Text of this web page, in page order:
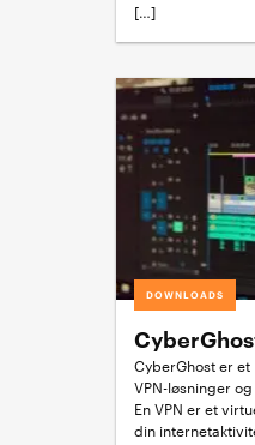
[…]
DOWNLOADS
CyberGhost er
VPN-løsninger
En VPN er et
din